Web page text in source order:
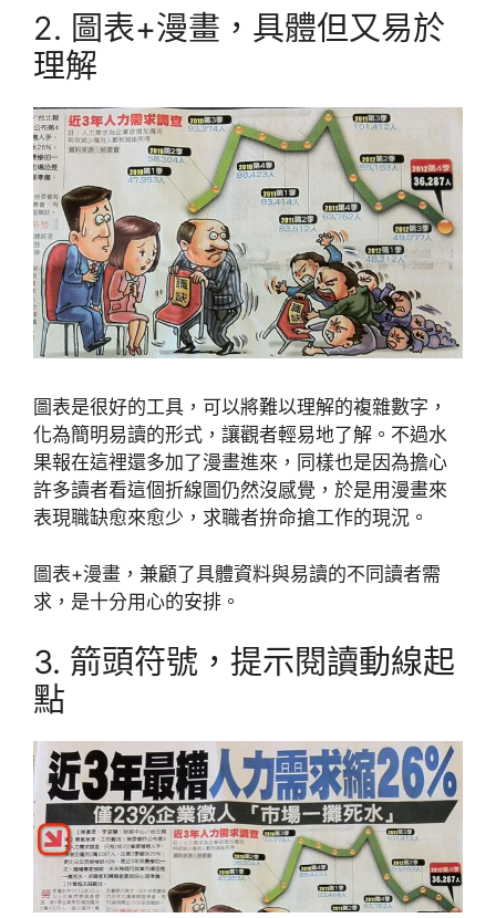
2. 圖表+漫畫，具體但又易於
理解
圖表是很好的工具，可以將難以理解的複雜數字，
化為簡明易讀的形式，讓觀者輕易地了解。不過水
果報在這裡還多加了漫畫進來，同樣也是因為擔心
許多讀者看這個折線圖仍然沒感覺，於是用漫畫來
表現職缺愈來愈少，求職者拚命搶工作的現況。
圖表+漫畫，兼顧了具體資料與易讀的不同讀者需
求，是十分用心的安排。
3. 箭頭符號，提示閱讀動線起
點